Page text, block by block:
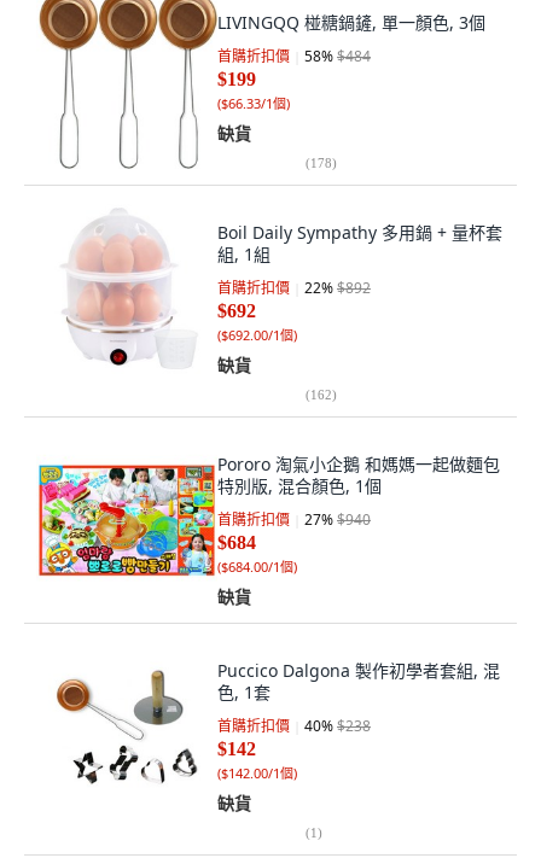
LIVINGQQ 椪糖鍋鏟, 單一顏色, 3個
首購折扣價 58%$484
$199
($66.33/1個)
缺貨
(178)
Boil Daily Sympathy 多用鍋 + 量杯套
組, 1組
首購折扣價 22%$892
$692
($692.00/1個)
缺貨
(162)
Pororo 淘氣小企鵝 和媽媽一起做麵包
特別版, 混合顏色, 1個
首購折扣價 27%$940
$684
($684.00/1個)
缺貨
Puccico Dalgona 製作初學者套組, 混
色, 1套
首購折扣價 40%$238
$142
($142.00/1個)
缺貨
(1)